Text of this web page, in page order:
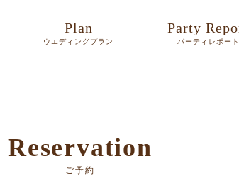
Plan
ウエディングプラン
Party
パーティレポート
Reservation
ご予約